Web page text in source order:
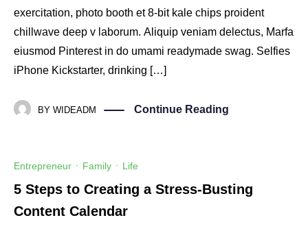
exercitation, photo booth et 8-bit kale chips proident
chillwave deep v laborum. Aliquip veniam delectus, Marfa
eiusmod Pinterest in do umami readymade swag. Selfies
iPhone Kickstarter, drinking […]
BY WIDEADM Continue Reading
Entrepreneur · Family · Life
5 Steps to Creating a Stress-Busting
Content Calendar